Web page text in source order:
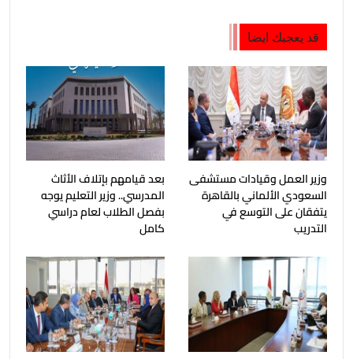
قد يعجبك ايضا
وزير العمل وقيادات مستشفى
السعودي الألماني بالقاهرة
يتفقان على التوسع في
التدريب
بعد قيامهم بإتلاف الأثاث
المدرسي.. وزير التعليم يوجه
بفصل الطلاب لعام دراسي
كامل